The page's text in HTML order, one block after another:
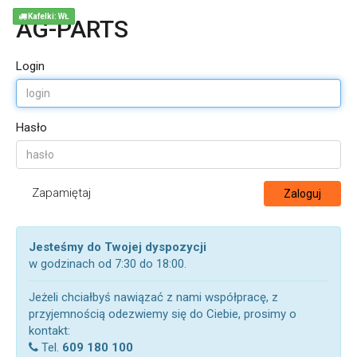
AG-PARTS
Login
Hasło
Zapamiętaj Zaloguj
Jesteśmy do Twojej dyspozycji
w godzinach od 7:30 do 18:00.
Jeżeli chciałbyś nawiązać z nami współpracę, z
przyjemnością odezwiemy się do Ciebie, prosimy o
kontakt:
Tel. 609 180 100
Kafelki: WŁ